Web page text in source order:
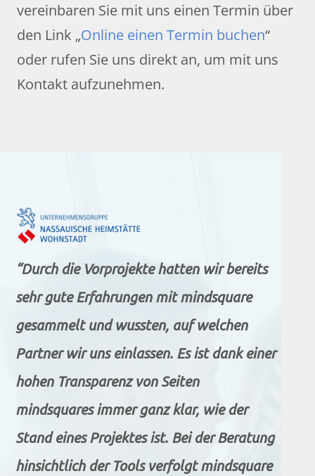
vereinbaren Sie mit uns einen Termin über
den Link „Online einen Termin buchen“
oder rufen Sie uns direkt an, um mit uns
Kontakt aufzunehmen.
“Durch die Vorprojekte hatten wir bereits
sehr gute Erfahrungen mit mindsquare
gesammelt und wussten, auf welchen
Partner wir uns einlassen. Es ist dank einer
hohen Transparenz von Seiten
mindsquares immer ganz klar, wie der
Stand eines Projektes ist. Bei der Beratung
hinsichtlich der Tools verfolgt mindsquare